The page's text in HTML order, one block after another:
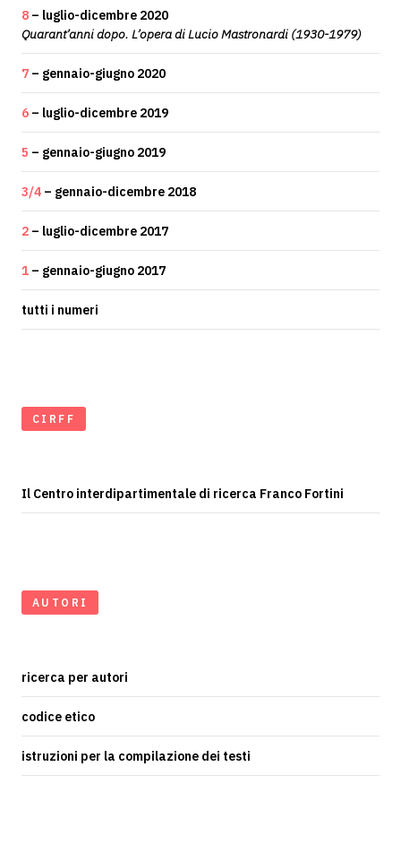
8 – luglio-dicembre 2020
Quarant’anni dopo. L’opera di Lucio Mastronardi (1930-1979)
7 – gennaio-giugno 2020
6 – luglio-dicembre 2019
5 – gennaio-giugno 2019
3/4 – gennaio-dicembre 2018
2 – luglio-dicembre 2017
1 – gennaio-giugno 2017
tutti i numeri
CIRFF
Il Centro interdipartimentale di ricerca Franco Fortini
AUTORI
ricerca per autori
codice etico
istruzioni per la compilazione dei testi